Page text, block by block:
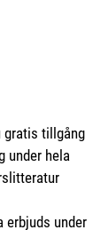
gratis tillgång
under hela
erbjuds under